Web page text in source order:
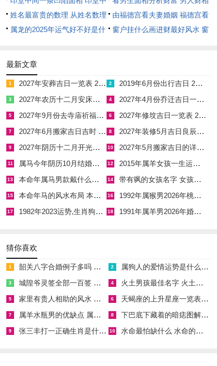
给自己打气，别无他法。
面对这种局面，切勿硬碰硬，牛的优点是坚忍，缺点是固执，千
会科学，不与三观不合的人争辩，唯有一笑置之，才是上策。
值此纷乱之际，可以考虑利用祥安阁鸿运相依吊坠，它由牛身缠
灵蛇构成，灵蛇的智慧缠绕憨牛，寓意帮你识破阴谋，避开小
人，且能以柔克刚，化解暗处的伤害。
属兔的朋友，卯兔与午马相破，破太岁，听着感觉威力不大，但
这是一种缓慢的侵蚀，就像木头上生了蛀虫，表面看没什么两
终核算利润，少得可怜，基本都在为他人作嫁衣裳，对于这种能
量黑洞，绝不能掉以轻心，由此带来的挫败感，会持续累积，不
经意间，打击你的自信心。
值得庆幸的是破太岁的力量没那么刚猛。还有补救的空间，起心
动念要正面，该做的事件，还需尽力去做，但心态上必须要放
松，当是耕耘期就好，不执着于眼前的收成，要知道，积攒下的
间有条线沟好不好
从哪里看
姓名最富贵的数理 从姓名数理
看富豪
由福德宫看夫妻婚姻 福德宫看
配偶生肖
属龙的2025年运气好不好是什
2025年属龙人的全年运势
窗户挂什么画进财最好风水 窗
最新文章
1 2027年安葬吉日一览表 2027年12月安葬吉日一览表 2 2019年6月份出行吉日 2027年6月出行吉日一览表
3 2027年农历十二月安床吉日 2027年正月安床吉日吉时查询 4 2027年4月份乔迁吉日一览表 2027年4月乔迁吉日吉时查询
5 2027年9月份去寺庙祈福的日子 2027年5月去寺庙吉日一览表 6 2027年修坟吉日一览表 2027年农历2月修坟吉日一览表
7 2027年6月搬家吉日吉时 2027年农历6月搬家吉日一览表 8 2027年装修5月吉日良辰查询表 2027年农历5月装修吉日一览表
9 2027年阴历十二月开光吉日 2027年12月开光吉日一览表 10 2027年5月搬家吉日的详细解释 2027年5月搬家吉日吉时查询
11 属马今年阴历10月结婚好吗 属马还有几年本命年结婚呢好吗 12 2015年属羊女孩一生运势 2015年属羊女2026年健康运好吗
13 本命年属马男款戴什么财神 本命年属马男士戴什么好一点 14 带有飒的女孩名字 女孩取名字带飒字有什么名字好听
15 本命年马的风水布局 本命年马的佛像怎么摆放 16 1992年属猴男2026年桃花运 1992年属猴男2026年感情运如何
17 1982年2023运势,生肖狗1982年2023运势 18 1991年属羊男2026年婚姻运势 1991年属羊男2026年感情运如何
猜你喜欢
1 韶关八字合婚例子多吗 韶关八字测风水 2 属狗人的爱情运势是什么意思 属狗的人爱情观
3 城隍爷灵签全部一百签 城隍爷灵签解签大全 4 火土男孩最佳名字 火土属性的字男孩名字有哪些
5 家里有贵人相助的风水 家里有贵人是什么意思 6 天蝎座的上升星座一览表 天蝎座的上升星座查询
7 属羊水瓶男的优缺点 属羊水瓶座男生性格爱情观 8 下巴底下藏着的暗痣图解 下巴尖底下有痣代表什么
9 张三丰打一正确生肖是什么意思 张三丰是指什么生肖 10 水命最怕缺什么 水命的人忌什么